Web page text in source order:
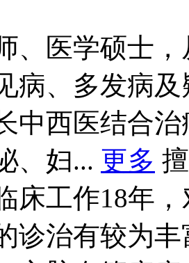
、医学硕士
病、多发病
中西医结合
、妇... 更多
床工作18年
诊治有较为